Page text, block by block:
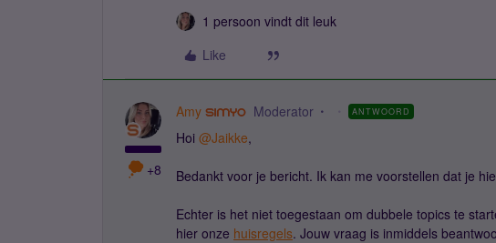
1 persoon vindt dit leuk
Like
+8
Amy Moderator ANTWOORD
Hoi ​ @Jaikke,
Bedankt voor je bericht. Ik kan me voorstellen dat je
Echter is het niet toegestaan om dubbele topics te
hier onze huisregels. Jouw vraag is inmiddels